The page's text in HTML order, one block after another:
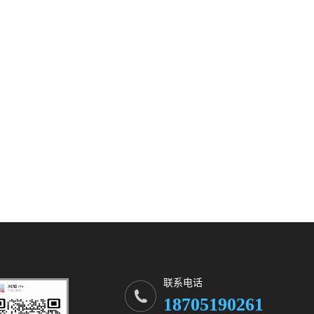
联系电话
18705190261